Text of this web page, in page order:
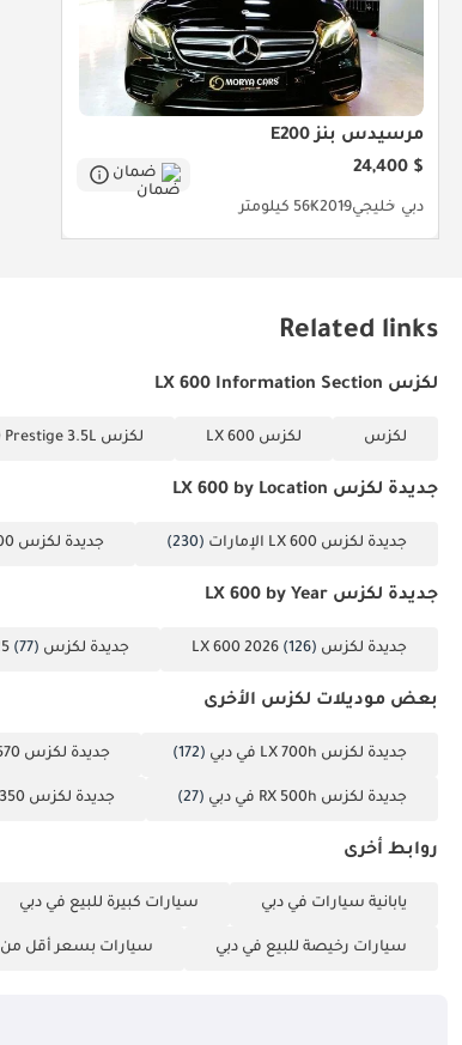
مرسيدس بنز E200
$ 24,400
ضمان
دبي خليجي201956K كيلومتر
Related links
لكزس LX 600 Information Section
لكزس لكزس LX 600 لكزس LX 600 Prestige 3.5L
جديدة لكزس LX 600 by Location
جديدة لكزس LX 600 الإمارات (230) جديدة لكزس LX 600 دبي
جديدة لكزس LX 600 by Year
جديدة لكزس LX 600 2026 (126) جديدة لكزس LX 600 2025 (77)
بعض موديلات لكزس الأخرى
جديدة لكزس LX 700h في دبي (172) جديدة لكزس LX 570 في دبي
جديدة لكزس RX 500h في دبي (27) جديدة لكزس TX 350 في دبي
روابط أخرى
يابانية سيارات في دبي سيارات كبيرة للبيع في دبي
سيارات رخيصة للبيع في دبي سيارات بسعر أقل من